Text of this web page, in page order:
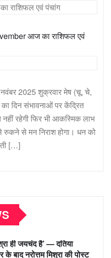
आज का राशिफल एवं
2025 शुक्रवार मेष (चू, चे,
दिन संभावनाओं पर केंद्रित
रहेगी फिर भी आकस्मिक लाभ
रुकने से मन निराश होगा। धन को
[…]
ही जयचंद है’ — दतिया
के बाद नरोत्तम मिश्रा की पोस्ट